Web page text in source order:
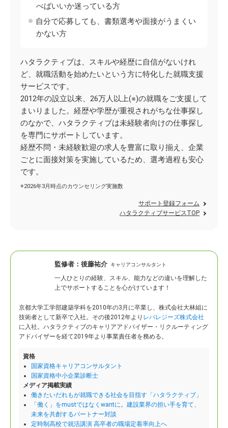
べばいいか迷っている方
自分で応募しても、書類選考や面接がうまくい
かない方
ハタラクティブは、スキルや経歴に自信がないけれ
ど、就職活動を始めたいという方に特化した就職支援
サービスです。
2012年の設立以来、26万人以上(※)の就職をご支援して
まいりました。経歴や学歴が重視されがちな仕事探し
のなかで、ハタラクティブは未経験者向けの仕事探し
を専門にサポートしています。
経歴不問・未経験歓迎の求人を豊富に取り揃え、企業
ごとに面接対策を実施しているため、選考過程も安心
です。
※2026年3月時点のカウンセリング実施数
サポート登録フォーム
ハタラクティブサービスTOP
監修者： 後藤祐介 キャリアコンサルタント
一人ひとりの経験、スキル、能力などの違いを理解した
上でサポートすることを心がけています！
京都大学工学部建築学科を2010年の3月に卒業し、株式会社大林組に
技術者として新卒で入社。 その後2012年より レバレジーズ株式会社
に入社。ハタラクティブのキャリアアドバイザー・リクルーティング
アドバイザーを経て2019年より事業責任者を務める。
資格
国家資格キャリアコンサルタント
国家資格中小企業診断士
メディア掲載実績
働きたいだれもが就職できる社会を目指す「ハタラクティブ」
「働く」をmustではなくwantに。建設業界の担い手を育て、
未来を共創するパートナー対談
定時制高校で就活講演 高卒者の職場定着率向上へ